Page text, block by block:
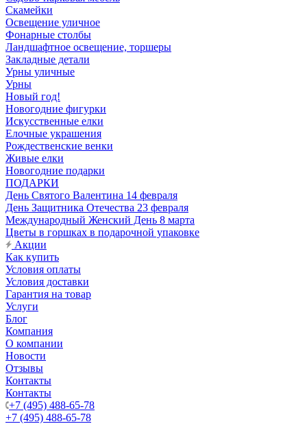
Скамейки
Освещение уличное
Фонарные столбы
Ландшафтное освещение, торшеры
Закладные детали
Урны уличные
Урны
Новый год!
Новогодние фигурки
Искусственные елки
Елочные украшения
Рождественские венки
Живые елки
Новогодние подарки
ПОДАРКИ
День Святого Валентина 14 февраля
День Защитника Отечества 23 февраля
Международный Женский День 8 марта
Цветы в горшках в подарочной упаковке
Акции
Как купить
Условия оплаты
Условия доставки
Гарантия на товар
Услуги
Блог
Компания
О компании
Новости
Отзывы
Контакты
Контакты
+7 (495) 488-65-78
+7 (495) 488-65-78